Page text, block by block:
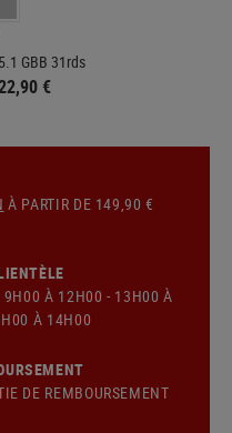
GBB 31rds
€
À PARTIR DE 149,90 €
9H00 À 12H00 - 13H00 À
À 14H00
DE REMBOURSEMENT